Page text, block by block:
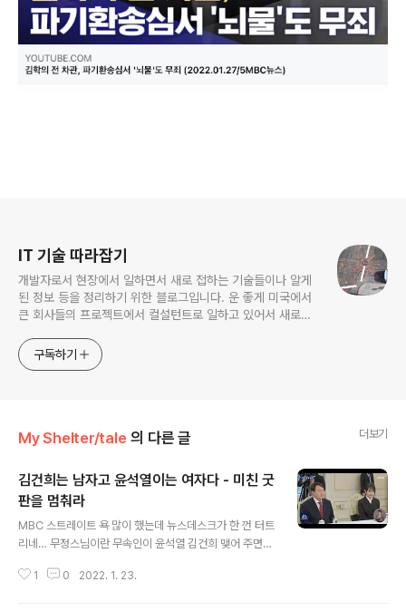
IT 기술 따라잡기
개발자로서 현장에서 일하면서 새로 접하는 기술들이나 알게
된 정보 등을 정리하기 위한 블로그입니다. 운 좋게 미국에서
큰 회사들의 프로젝트에서 컬설턴트로 일하고 있어서 새로운
사용되는 툴들에 대해 많은 분들과 정보를 공유하고 싶습니다.
구독하기
My Shelter/tale 의 다른 글 더보기
김건희는 남자고 윤석열이는 여자다 - 미친 굿
판을 멈춰라
MBC 스트레이트 욕 많이 했는데 뉴스데스크가 한 껀 터트
리네… 무정스님이란 무속인이 윤석열 김건희 맺어 주면서
결혼해라. 석열 이는 여자고 김건희는 남자다…..” 이 한마
1 0 2022. 1. 23.